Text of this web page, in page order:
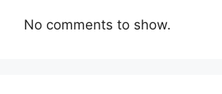
No comments to show.